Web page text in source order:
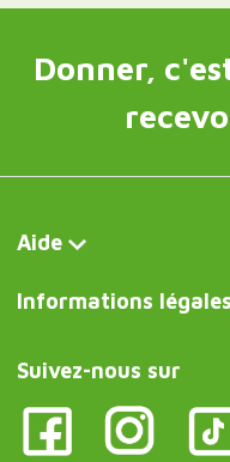
Donner,
Aide
Informations légales
Suivez-nous sur